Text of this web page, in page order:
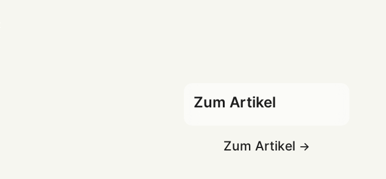
Zum Artikel
Zum Artikel